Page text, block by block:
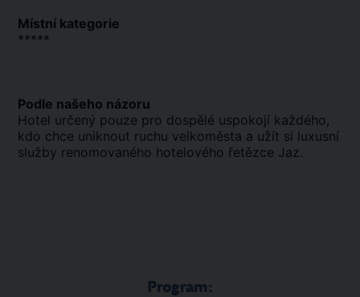
Místní kategorie
*****
Podle našeho názoru
Hotel určený pouze pro dospělé uspokojí každého,
kdo chce uniknout ruchu velkoměsta a užít si luxusní
služby renomovaného hotelového řetězce Jaz.
Program: